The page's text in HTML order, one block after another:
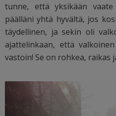
tunne, että yksikään
päälläni yhtä hyvältä, jos
täydellinen, ja sekin oli
ajattelinkaan, että
vastoin! Se on rohkea, raikas